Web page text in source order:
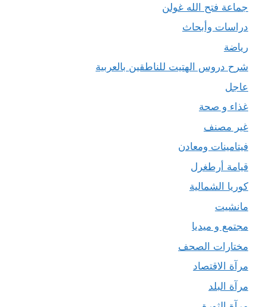
جماعة فتح الله غولن
دراسات وأبحاث
رياضة
شرح دروس الهتيت للناطقين بالعربية
عاجل
غذاء و صحة
غير مصنف
فيتامينات ومعادن
قيامة أرطغرل
كوريا الشمالية
مانشيت
مجتمع و ميديا
مختارات الصحف
مرآة الاقتصاد
مرآة البلد